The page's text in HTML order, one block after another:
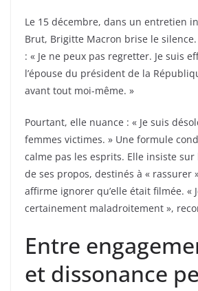
Le 15 décembre, dans un entretien
Brut, Brigitte Macron brise le
: « Je ne peux pas regretter. Je suis
l’épouse du président de la
avant tout moi-même. »
Pourtant, elle nuance : « Je suis
femmes victimes. » Une formule
calme pas les esprits. Elle insiste
de ses propos, destinés à « rassurer
affirme ignorer qu’elle était filmée. «
certainement maladroitement »,
Entre
et dissonance